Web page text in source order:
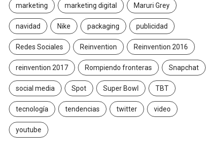
marketing marketing digital Maruri Grey
navidad Nike packaging publicidad
Redes Sociales Reinvention Reinvention 2016
reinvention 2017 Rompiendo fronteras Snapchat
social media Spot Super Bowl TBT
tecnología tendencias twitter video
youtube